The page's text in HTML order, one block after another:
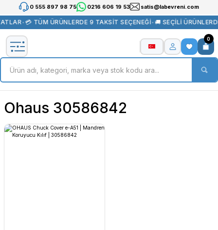
0 555 897 98 75 0216 606 19 53 satis@labevreni.com
•💳 TÜM ÜRÜNLERDE 9 TAKSİT SEÇENEĞİ•🚚 SEÇİLİ
0
Ohaus 30586842